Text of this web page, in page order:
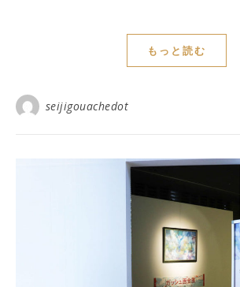
もっと読む
seijigouachedot